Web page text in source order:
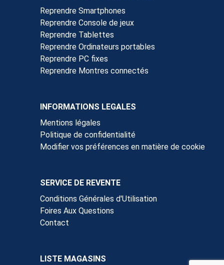
Reprendre Smartphones
Reprendre Console de jeux
Reprendre Tablettes
Reprendre Ordinateurs portables
Reprendre PC fixes
Reprendre Montres connectés
INFORMATIONS LEGALES
Mentions légales
Politique de confidentialité
Modifier vos préférences en matière de cookie
SERVICE DE REVENTE
Conditions Générales d'Utilisation
Foires Aux Questions
Contact
LISTE MAGASINS